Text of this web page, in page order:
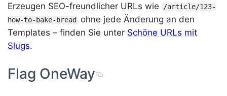
Erzeugen SEO-freundlicher URLs wie
/article/123-
how-to-bake-bread ohne jede Änderung an den
Templates – finden Sie unter Schöne URLs mit
Slugs.
Flag OneWay